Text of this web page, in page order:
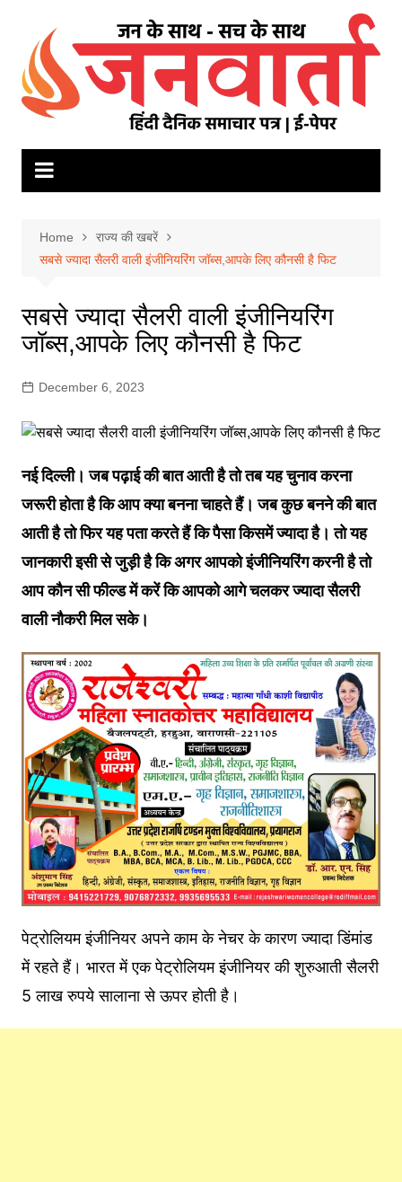
content
Home
राज्य की खबरें
सबसे ज्यादा सैलरी वाली इंजीनियरिंग जॉब्स,आपके लिए कौनसी है फिट
सबसे ज्यादा सैलरी वाली इंजीनियरिंग
जॉब्स,आपके लिए कौनसी है फिट
December 6, 2023
नई दिल्ली। जब पढ़ाई की बात आती है तो तब यह चुनाव करना
जरूरी होता है कि आप क्या बनना चाहते हैं। जब कुछ बनने की बात
आती है तो फिर यह पता करते हैं कि पैसा किसमें ज्यादा है। तो यह
जानकारी इसी से जुड़ी है कि अगर आपको इंजीनियरिंग करनी है तो
आप कौन सी फील्ड में करें कि आपको आगे चलकर ज्यादा सैलरी
वाली नौकरी मिल सके।
पेट्रोलियम इंजीनियर अपने काम के नेचर के कारण ज्यादा डिंमांड
में रहते हैं। भारत में एक पेट्रोलियम इंजीनियर की शुरुआती सैलरी
5 लाख रुपये सालाना से ऊपर होती है।